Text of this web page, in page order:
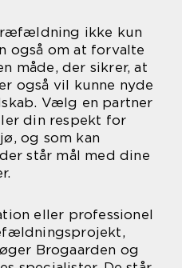
ikke kun
også om at forvalte
måde, der sikrer, at
også vil kunne nyde
Vælg en partner
din respekt for
og som kan
står mål med dine
eller professionel
Brogaarden og